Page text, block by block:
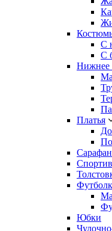
С
С
Нижнее
Платья
Юбки